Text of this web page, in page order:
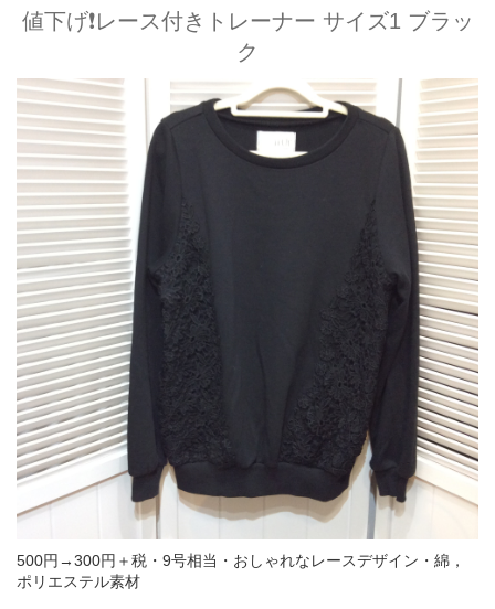
値下げ❗️レース付きトレーナー サイズ1 ブラッ
ク
500円→300円＋税・9号相当・おしゃれなレースデザイン・綿，
ポリエステル素材